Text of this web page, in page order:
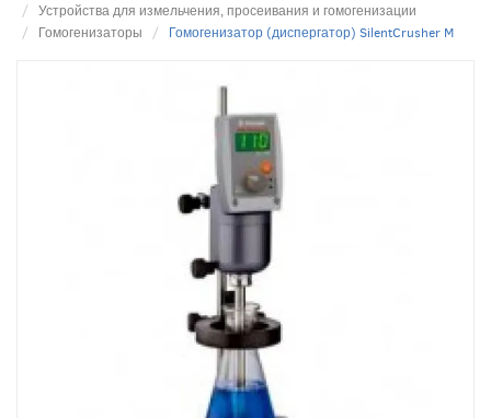
Устройства для измельчения, просеивания и гомогенизации
Гомогенизаторы
Гомогенизатор (диспергатор) SilentCrusher M